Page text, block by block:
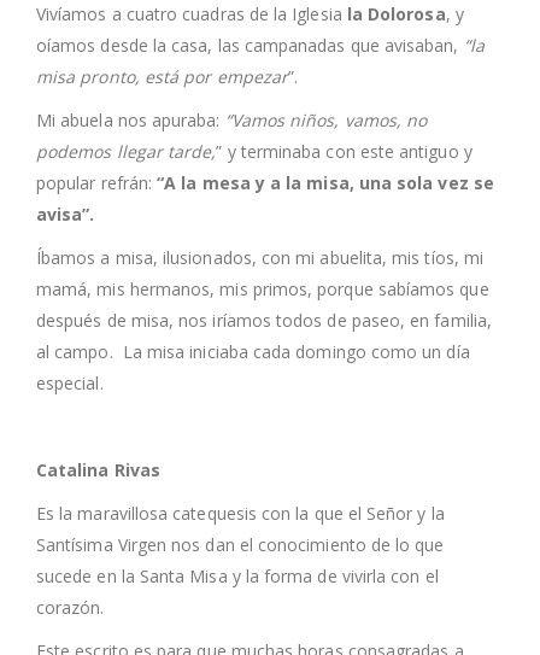
Vivíamos a cuatro cuadras de la Iglesia la Dolorosa, y
oíamos desde la casa, las campanadas que avisaban, “la
misa pronto, está por empezar”.
Mi abuela nos apuraba: “Vamos niños, vamos, no
podemos llegar tarde,” y terminaba con este antiguo y
popular refrán:“A la mesa y a la misa, una sola vez se
avisa”.
Íbamos a misa, ilusionados, con mi abuelita, mis tíos, mi
mamá, mis hermanos, mis primos, porque sabíamos que
después de misa, nos iríamos todos de paseo, en familia,
al campo. La misa iniciaba cada domingo como un día
especial.
Catalina Rivas
Es la maravillosa catequesis con la que el Señor y la
Santísima Virgen nos dan el conocimiento de lo que
sucede en la Santa Misa y la forma de vivirla con el
corazón.
Este escrito es para que muchas horas consagradas a